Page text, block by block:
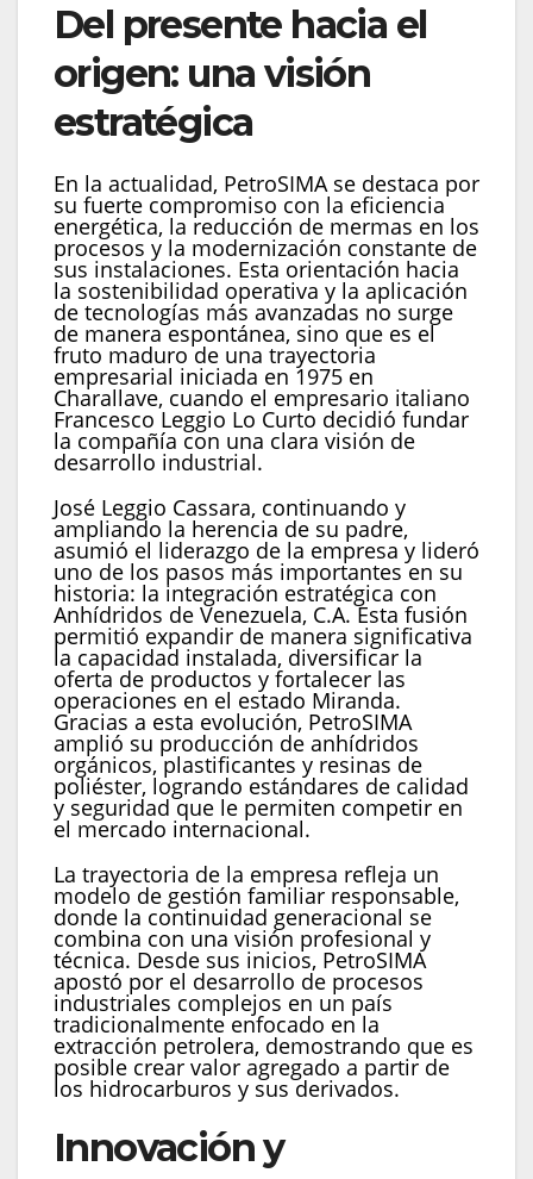
Del presente hacia el
origen: una visión
estratégica
En la actualidad, PetroSIMA se destaca por
su fuerte compromiso con la eficiencia
energética, la reducción de mermas en los
procesos y la modernización constante de
sus instalaciones. Esta orientación hacia
la sostenibilidad operativa y la aplicación
de tecnologías más avanzadas no surge
de manera espontánea, sino que es el
fruto maduro de una trayectoria
empresarial iniciada en 1975 en
Charallave, cuando el empresario italiano
Francesco Leggio Lo Curto decidió fundar
la compañía con una clara visión de
desarrollo industrial.
José Leggio Cassara, continuando y
ampliando la herencia de su padre,
asumió el liderazgo de la empresa y lideró
uno de los pasos más importantes en su
historia: la integración estratégica con
Anhídridos de Venezuela, C.A. Esta fusión
permitió expandir de manera significativa
la capacidad instalada, diversificar la
oferta de productos y fortalecer las
operaciones en el estado Miranda.
Gracias a esta evolución, PetroSIMA
amplió su producción de anhídridos
orgánicos, plastificantes y resinas de
poliéster, logrando estándares de calidad
y seguridad que le permiten competir en
el mercado internacional.
La trayectoria de la empresa refleja un
modelo de gestión familiar responsable,
donde la continuidad generacional se
combina con una visión profesional y
técnica. Desde sus inicios, PetroSIMA
apostó por el desarrollo de procesos
industriales complejos en un país
tradicionalmente enfocado en la
extracción petrolera, demostrando que es
posible crear valor agregado a partir de
los hidrocarburos y sus derivados.
Innovación y